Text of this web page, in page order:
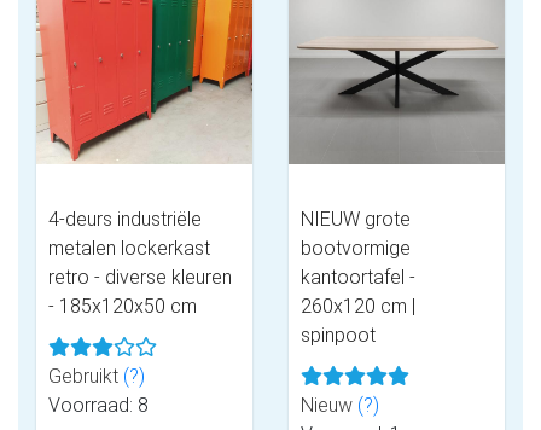
4-deurs industriële
metalen lockerkast
retro - diverse kleuren
- 185x120x50 cm
Gebruikt (?)
Voorraad: 8
NIEUW grote
bootvormige
kantoortafel -
260x120 cm |
spinpoot
Nieuw (?)